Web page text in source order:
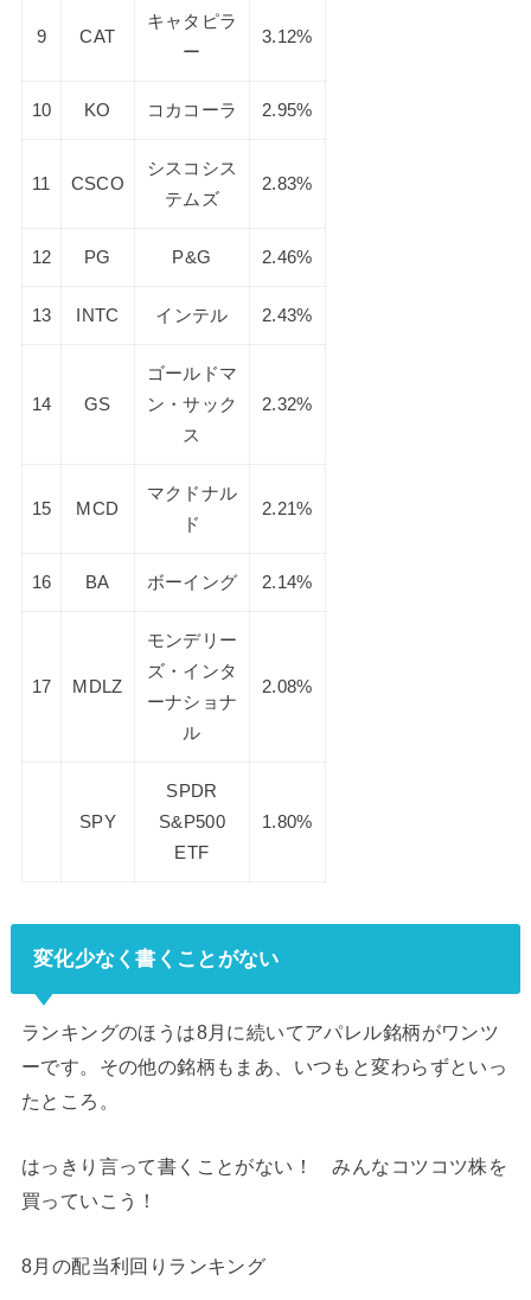
9 CAT
キャタピラ
ー
3.12%
10 KO コカコーラ 2.95%
11 CSCO
シスコシス
テムズ
2.83%
12 PG P&G 2.46%
13 INTC インテル 2.43%
14 GS
ゴールドマ
ン・サック
ス
2.32%
15 MCD
マクドナル
ド
2.21%
16 BA ボーイング 2.14%
17 MDLZ
モンデリー
ズ・インタ
ーナショナ
ル
2.08%
SPY
SPDR
S&P500
ETF
1.80%
変化少なく書くことがない
ランキングのほうは8月に続いてアパレル銘柄がワンツ
ーです。その他の銘柄もまあ、いつもと変わらずといっ
たところ。
はっきり言って書くことがない！ みんなコツコツ株を
買っていこう！
8月の配当利回りランキング